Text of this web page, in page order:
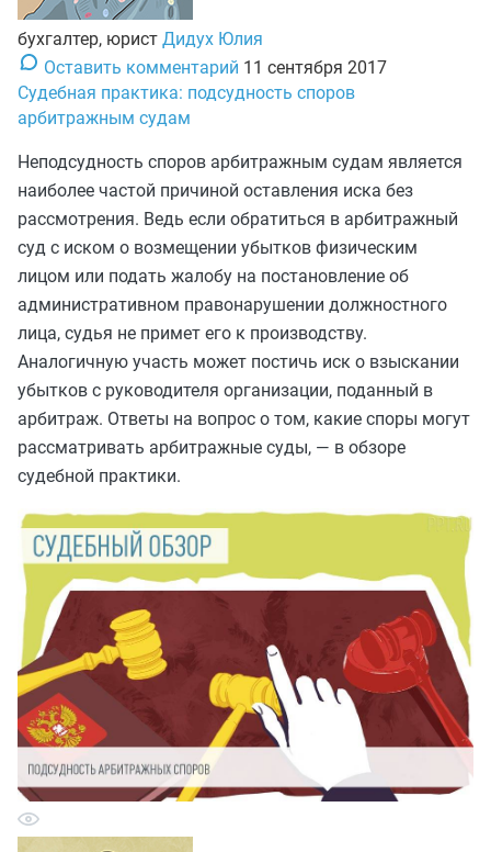
бухгалтер, юрист Дидух Юлия
Оставить комментарий 11 сентября 2017
Судебная практика: подсудность споров
арбитражным судам
Неподсудность споров арбитражным судам является
наиболее частой причиной оставления иска без
рассмотрения. Ведь если обратиться в арбитражный
суд с иском о возмещении убытков физическим
лицом или подать жалобу на постановление об
административном правонарушении должностного
лица, судья не примет его к производству.
Аналогичную участь может постичь иск о взыскании
убытков с руководителя организации, поданный в
арбитраж. Ответы на вопрос о том, какие споры могут
рассматривать арбитражные суды, — в обзоре
судебной практики.